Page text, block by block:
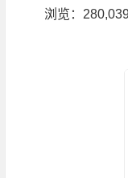
浏览 ：